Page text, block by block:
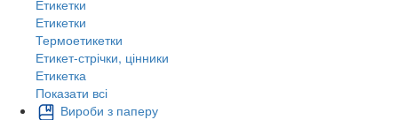
Етикетки
Етикетки
Термоетикетки
Етикет-стрічки, цінники
Етикетка
Показати всі
Вироби з паперу